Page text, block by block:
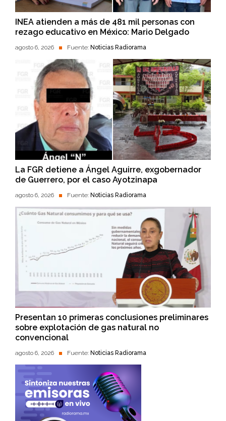
INEA atienden a más de 481 mil personas con
rezago educativo en México: Mario Delgado
agosto 6, 2026 Fuente: Noticias Radiorama
La FGR detiene a Ángel Aguirre, exgobernador
de Guerrero, por el caso Ayotzinapa
agosto 6, 2026 Fuente: Noticias Radiorama
Presentan 10 primeras conclusiones preliminares
sobre explotación de gas natural no
convencional
agosto 6, 2026 Fuente: Noticias Radiorama